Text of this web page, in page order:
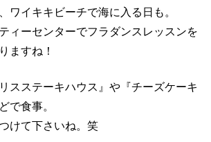
ワイキキビーチで海に入る日も。
ィーセンターでフラダンスレッスンを
ますね！
スステーキハウス』や『チーズケーキ
で食事。
けて下さいね。笑